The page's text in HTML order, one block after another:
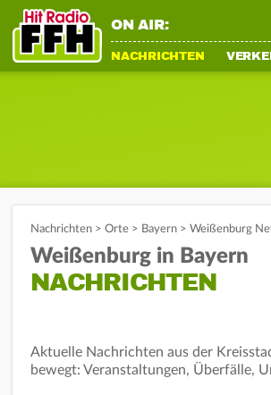
ON AIR:
NACHRICHTEN
Nachrichten > Orte > Bayern > Weißenburg
Weißenburg in Bayern
NACHRICHTEN
Aktuelle Nachrichten aus der
bewegt: Veranstaltungen, Überfälle,